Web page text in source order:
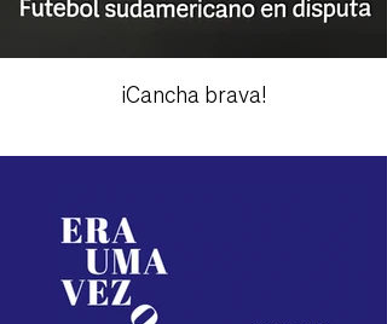
¡Cancha brava!